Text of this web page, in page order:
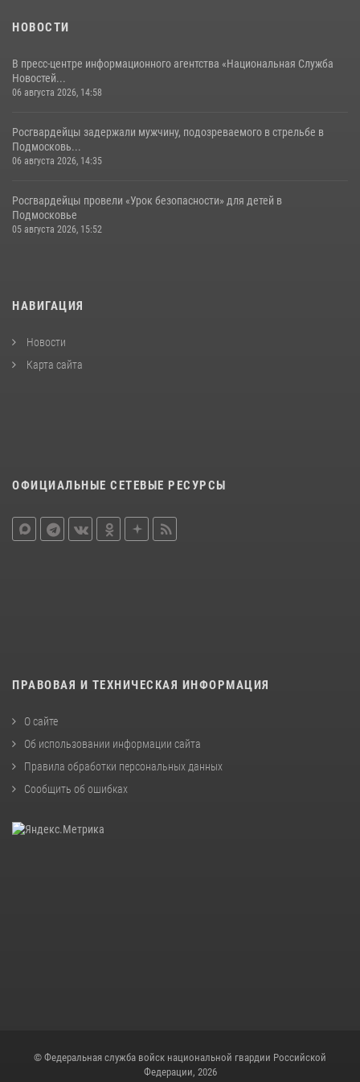
НОВОСТИ
В пресс-центре информационного агентства «Национальная Служба
Новостей...
06 августа 2026, 14:58
Росгвардейцы задержали мужчину, подозреваемого в стрельбе в
Подмосковь...
06 августа 2026, 14:35
Росгвардейцы провели «Урок безопасности» для детей в
Подмосковье
05 августа 2026, 15:52
НАВИГАЦИЯ
Новости
Карта сайта
ОФИЦИАЛЬНЫЕ СЕТЕВЫЕ РЕСУРСЫ
ПРАВОВАЯ И ТЕХНИЧЕСКАЯ ИНФОРМАЦИЯ
О сайте
Об использовании информации сайта
Правила обработки персональных данных
Сообщить об ошибках
© Федеральная служба войск национальной гвардии Российской
Федерации, 2026